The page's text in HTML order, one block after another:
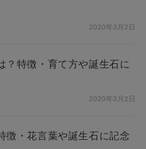
2020年3月2日
？特徴・育て方や誕生石に
2020年3月2日
徴・花言葉や誕生石に記念